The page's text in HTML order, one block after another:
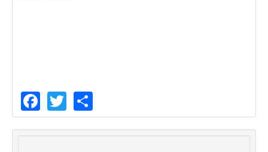
Facebook
Twitter